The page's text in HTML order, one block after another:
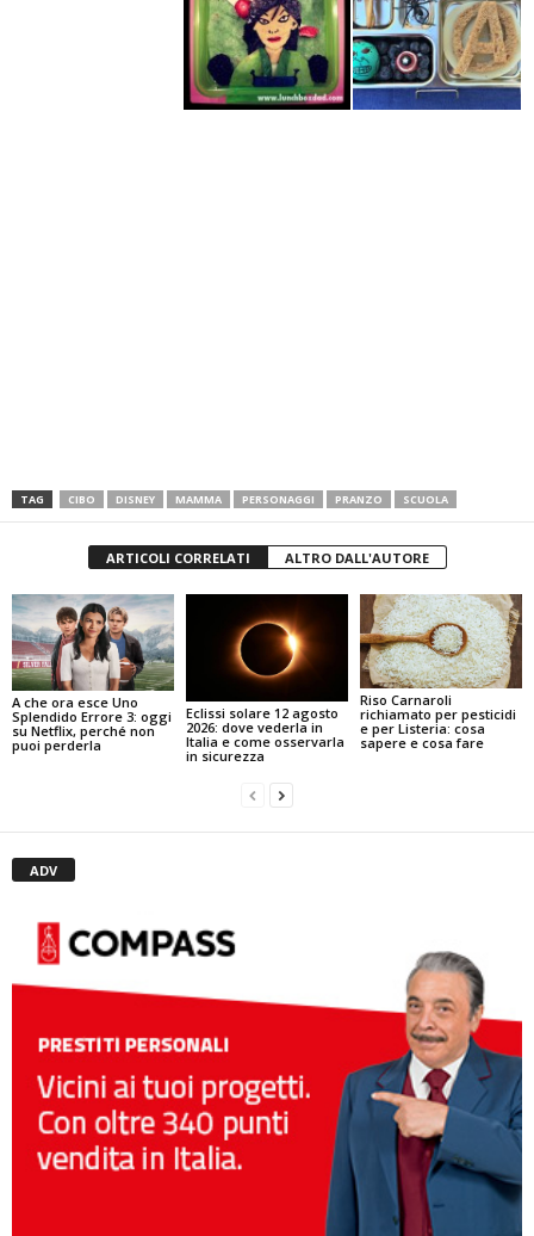
TAG CIBO DISNEY MAMMA PERSONAGGI PRANZO SCUOLA
ARTICOLI CORRELATI ALTRO DALL'AUTORE
A che ora esce Uno
Splendido Errore 3: oggi
su Netflix, perché non
puoi perderla
Eclissi solare 12 agosto
2026: dove vederla in
Italia e come osservarla
in sicurezza
Riso Carnaroli
richiamato per pesticidi
e per Listeria: cosa
sapere e cosa fare
ADV